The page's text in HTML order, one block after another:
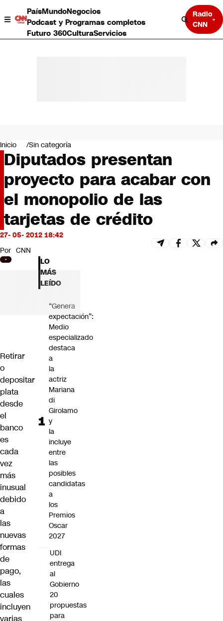
PaísMundoNegocios
Podcast y Programas completos
Futuro 360CulturaServicios
Radio
CNN
Negocios
Deportes
Programas completos
Cultura
Servicios
Bits
CNN tiempo
Futuro 360
Inicio Sin categoría
Diputados presentan
proyecto para acabar con
el monopolio de las
tarjetas de crédito
27- 05- 2012 18:42
Por CNN
Retirar
o
depositar
plata
desde
el
banco
es
cada
vez
más
inusual
debido
a
las
nuevas
formas
de
pago,
las
cuales
incluyen
varias
LO
MÁS
LEÍDO
“Genera
expectación”:
Medio
especializado
destaca
a
la
actriz
Mariana
di
Girolamo
y
la
incluye
entre
las
posibles
candidatas
a
los
Premios
Oscar
2027
UDI
entrega
al
Gobierno
20
propuestas
para